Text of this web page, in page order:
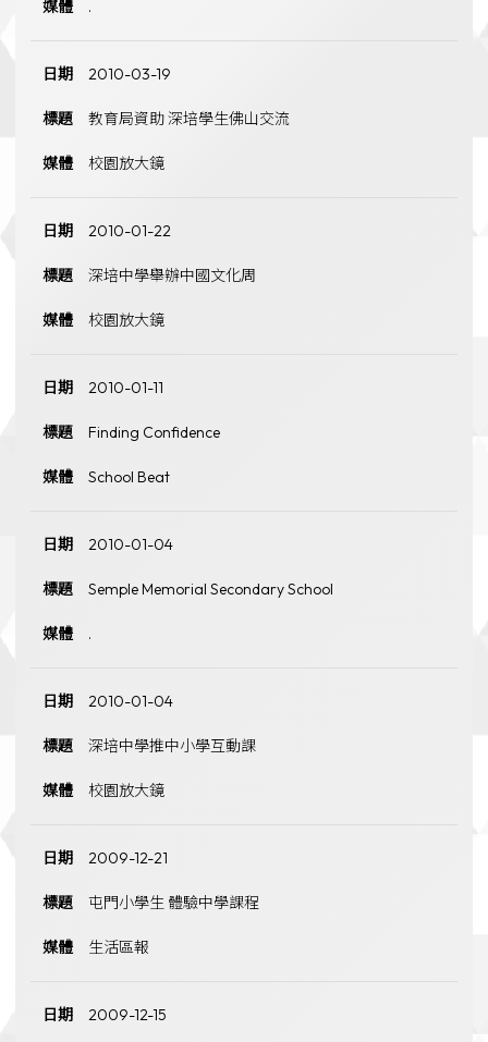
.
2010-03-19
教育局資助 深培學生佛山交流
校園放大鏡
2010-01-22
深培中學舉辦中國文化周
校園放大鏡
2010-01-11
Finding Confidence
School Beat
2010-01-04
Semple Memorial Secondary School
.
2010-01-04
深培中學推中小學互動課
校園放大鏡
2009-12-21
屯門小學生 體驗中學課程
生活區報
2009-12-15